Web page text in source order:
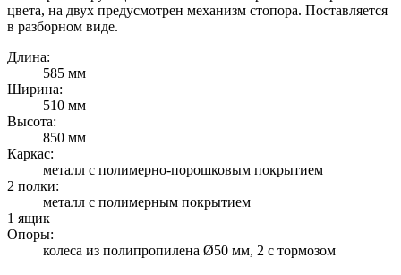
цвета, на двух предусмотрен механизм стопора. Поставляется
в разборном виде.
Длина:
585 мм
Ширина:
510 мм
Высота:
850 мм
Каркас:
металл с полимерно-порошковым покрытием
2 полки:
металл с полимерным покрытием
1 ящик
Опоры:
колеса из полипропилена Ø50 мм, 2 с тормозом